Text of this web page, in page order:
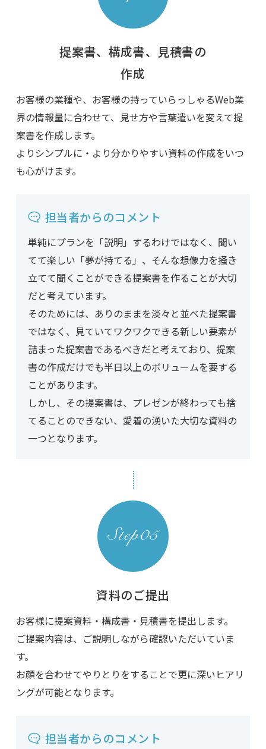
提案書、構成書、見積書の
作成
お客様の業種や、お客様の持っていらっしゃるWeb業
界の情報量に合わせて、見せ方や言葉遣いを変えて提
案書を作成します。
よりシンプルに・より分かりやすい資料の作成をいつ
も心がけます。
担当者からのコメント
単純にプランを「説明」するわけではなく、聞い
てて楽しい「夢が持てる」、そんな想像力を掻き
立てて聞くことができる提案書を作ることが大切
だと考えています。
そのためには、ありのままを淡々と並べた提案書
ではなく、見ていてワクワクできる新しい要素が
詰まった提案書であるべきだと考えており、提案
書の作成だけでも半日以上のボリュームを要する
ことがあります。
しかし、その提案書は、プレゼンが終わっても捨
てることのできない、愛着の湧いた大切な資料の
一つとなります。
資料のご提出
お客様に提案資料・構成書・見積書を提出します。
ご提案内容は、ご説明しながら確認いただいていま
す。
お顔を合わせてやりとりをすることで更に深いヒアリ
ングが可能となります。
担当者からのコメント